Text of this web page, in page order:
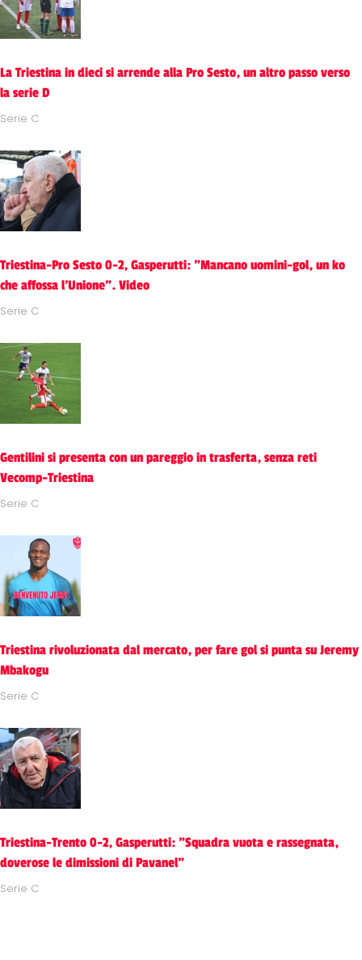
La Triestina in dieci si arrende alla Pro Sesto, un altro passo verso
la serie D
Serie C
Triestina-Pro Sesto 0-2, Gasperutti: "Mancano uomini-gol, un ko
che affossa l'Unione". Video
Serie C
Gentilini si presenta con un pareggio in trasferta, senza reti
Vecomp-Triestina
Serie C
Triestina rivoluzionata dal mercato, per fare gol si punta su Jeremy
Mbakogu
Serie C
Triestina-Trento 0-2, Gasperutti: "Squadra vuota e rassegnata,
doverose le dimissioni di Pavanel"
Serie C